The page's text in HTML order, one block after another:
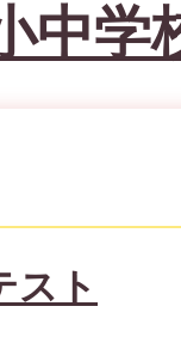
中学
スト